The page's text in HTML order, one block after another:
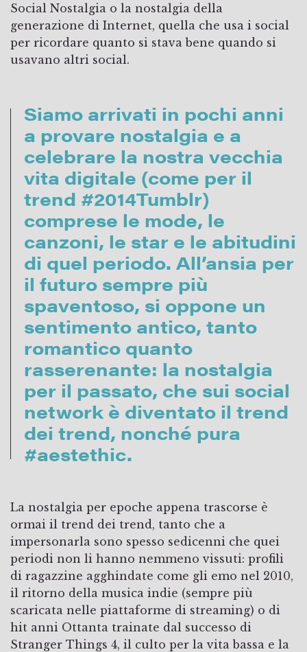
Social Nostalgia o la nostalgia della
generazione di Internet, quella che usa i social
per ricordare quanto si stava bene quando si
usavano altri social.
Siamo arrivati in pochi anni
a provare nostalgia e a
celebrare la nostra vecchia
vita digitale (come per il
trend #2014Tumblr)
comprese le mode, le
canzoni, le star e le abitudini
di quel periodo. All’ansia per
il futuro sempre più
spaventoso, si oppone un
sentimento antico, tanto
romantico quanto
rasserenante: la nostalgia
per il passato, che sui social
network è diventato il trend
dei trend, nonché pura
#aestethic.
La nostalgia per epoche appena trascorse è
ormai il trend dei trend, tanto che a
impersonarla sono spesso sedicenni che quei
periodi non li hanno nemmeno vissuti: profili
di ragazzine agghindate come gli emo nel 2010,
il ritorno della musica indie (sempre più
scaricata nelle piattaforme di streaming) o di
hit anni Ottanta trainate dal successo di
Stranger Things 4, il culto per la vita bassa e la